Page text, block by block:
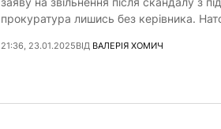
прокуратура лишись без керівника.
21:36, 23.01.2025ВІД ВАЛЕРІЯ ХОМИЧ